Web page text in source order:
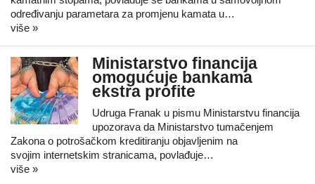
određivanju parametara za promjenu kamata u…
više »
Ministarstvo financija
omogućuje bankama
ekstra profite
Udruga Franak u pismu Ministarstvu financija
upozorava da Ministarstvo tumačenjem
Zakona o potrošačkom kreditiranju objavljenim na
svojim internetskim stranicama, povlađuje…
više »